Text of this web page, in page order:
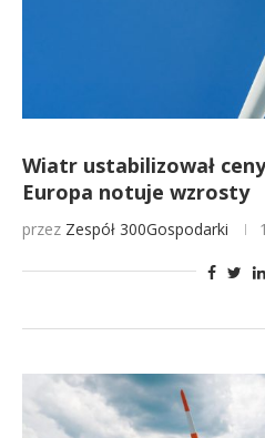
Wiatr ustabilizował
Europa notuje wzrosty
przez Zespół 300Gospodarki